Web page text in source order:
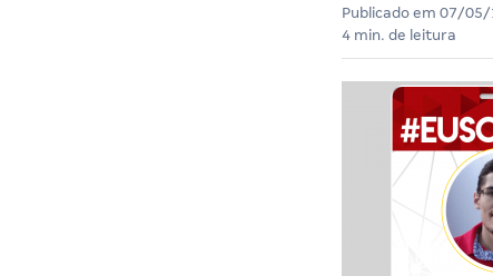
Publicado em 07/05/
4 min. de leitura